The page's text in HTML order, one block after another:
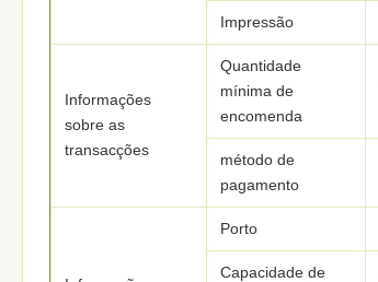
Impressão
Informações
sobre as
transacções
Quantidade
mínima de
encomenda
método de
pagamento
Porto
Capacidade de